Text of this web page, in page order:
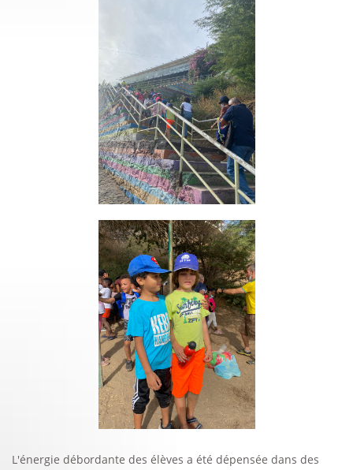
L'énergie débordante des élèves a été dépensée dans des